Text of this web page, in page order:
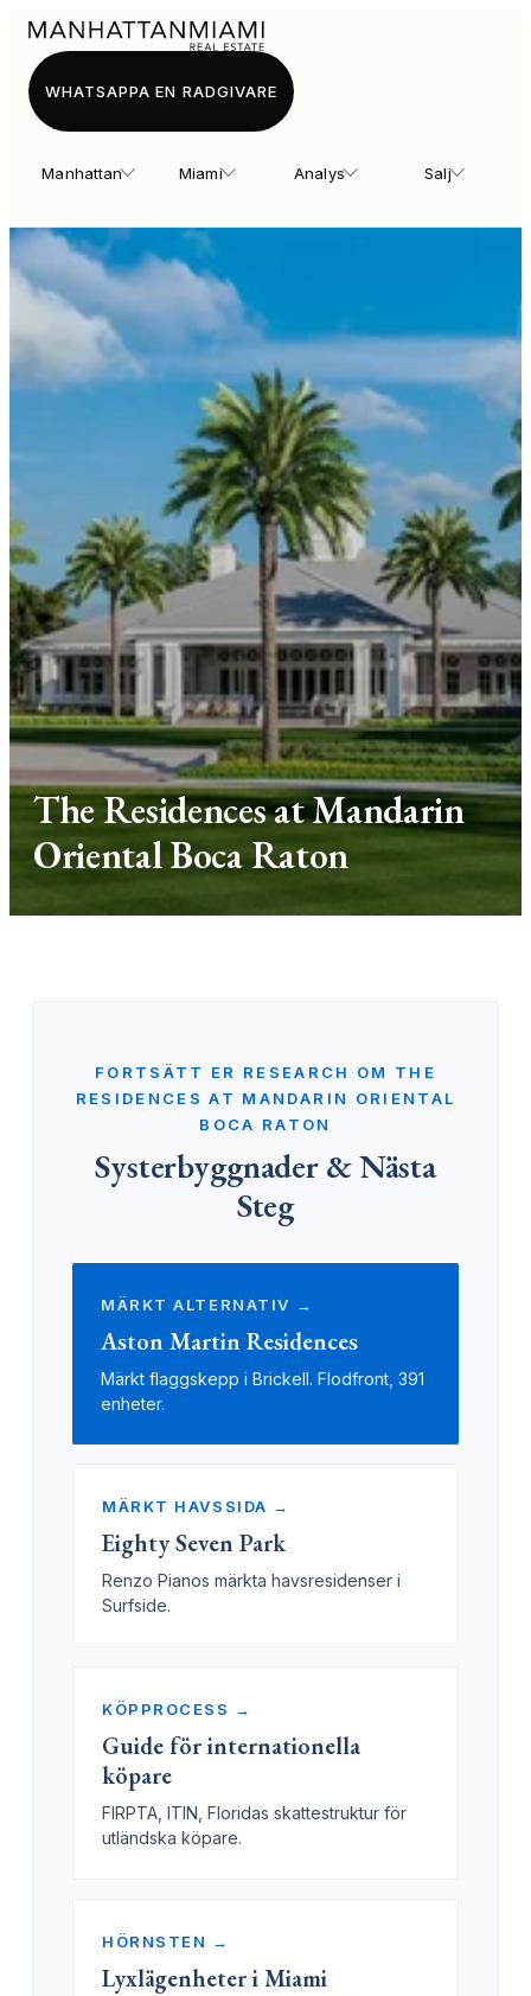
Manhattan Miami Analys Salj
WHATSAPPA EN RADGIVARE
The Residences at Mandarin
Oriental Boca Raton
FORTSÄTT ER RESEARCH OM THE
RESIDENCES AT MANDARIN ORIENTAL
BOCA RATON
Systerbyggnader & Nästa
Steg
MÄRKT ALTERNATIV →
Aston Martin Residences
Märkt flaggskepp i Brickell. Flodfront, 391
enheter.
MÄRKT HAVSSIDA →
Eighty Seven Park
Renzo Pianos märkta havsresidenser i
Surfside.
KÖPPROCESS →
Guide för internationella
köpare
FIRPTA, ITIN, Floridas skattestruktur för
utländska köpare.
HÖRNSTEN →
Lyxlägenheter i Miami